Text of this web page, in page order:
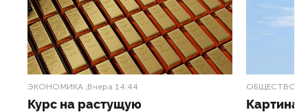
ЭКОНОМИКА ,Вчера 14:44
Курс на растущую
ОБЩЕСТВО
Картина